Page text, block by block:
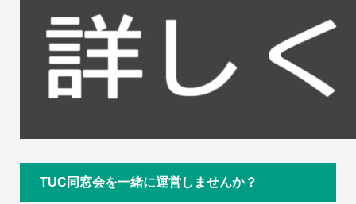
TUC同窓会を一緒に運営しませんか？